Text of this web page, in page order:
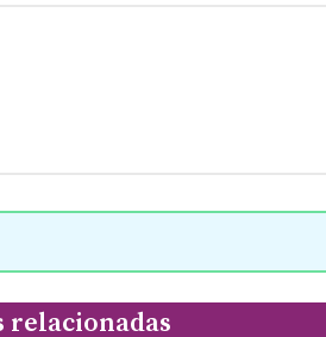
relacionadas